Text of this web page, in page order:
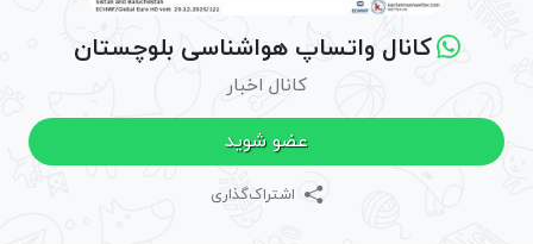
کانال واتساپ هواشناسی بلوچستان
کانال اخبار
عضو شوید
اشتراک‌گذاری